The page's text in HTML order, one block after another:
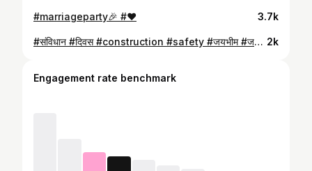
#marriageparty🎉 #❤︎ 3.7k
#संविधान #दिवस #construction #safety #जयभीम #जयसंविधान 2k
Engagement rate benchmark